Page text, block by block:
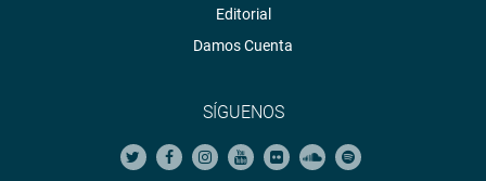
Editorial
Damos Cuenta
SÍGUENOS